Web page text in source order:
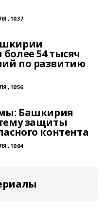
, 10:37
54 тысяч
по развитию
, 10:56
Башкирия
защиты
контента
, 10:04